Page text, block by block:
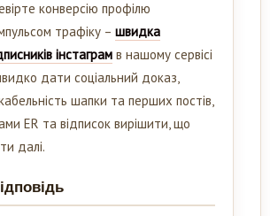
конверсію профілю
трафіку – швидка
інстаграм в нашому сервісі
дати соціальний доказ,
шапки та перших постів,
ER та відписок вирішити, що
далі.